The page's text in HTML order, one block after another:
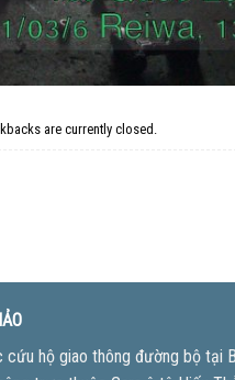
are currently closed.
hộ giao thông đường bộ tại